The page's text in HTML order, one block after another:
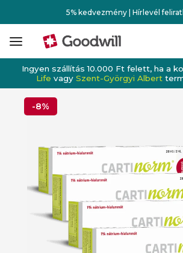
5% kedvezmény | Hírlevél
Ingyen szállítás 10.000 Ft felett, ha a
Life vagy Szent-Györgyi Albert
-8%